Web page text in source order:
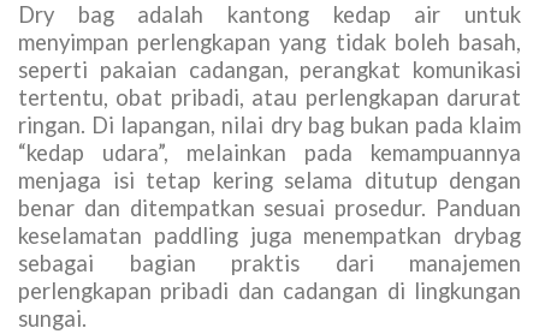
Dry bag adalah kantong kedap air untuk
menyimpan perlengkapan yang tidak boleh basah,
seperti pakaian cadangan, perangkat komunikasi
tertentu, obat pribadi, atau perlengkapan darurat
ringan. Di lapangan, nilai dry bag bukan pada klaim
“kedap udara”, melainkan pada kemampuannya
menjaga isi tetap kering selama ditutup dengan
benar dan ditempatkan sesuai prosedur. Panduan
keselamatan paddling juga menempatkan drybag
sebagai bagian praktis dari manajemen
perlengkapan pribadi dan cadangan di lingkungan
sungai.